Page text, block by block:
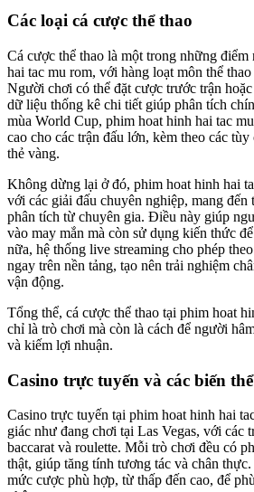
Các loại cá cược thể thao
Cá cược thể thao là một trong những điểm
hai tac mu rom, với hàng loạt môn thể
Người chơi có thể đặt cược trước trận
dữ liệu thống kê chi tiết giúp phân tích
mùa World Cup, phim hoat hinh hai tac
cao cho các trận đấu lớn, kèm theo các
thẻ vàng.
Không dừng lại ở đó, phim hoat hinh hai
với các giải đấu chuyên nghiệp, mang đến
phân tích từ chuyên gia. Điều này giúp
vào may mắn mà còn sử dụng kiến thức
nữa, hệ thống live streaming cho phép
ngay trên nền tảng, tạo nên trải nghiệm
vận động.
Tổng thể, cá cược thể thao tại phim hoat
chỉ là trò chơi mà còn là cách để người
và kiếm lợi nhuận.
Casino trực tuyến và các biến thể
Casino trực tuyến tại phim hoat hinh hai
giác như đang chơi tại Las Vegas, với các
baccarat và roulette. Mỗi trò chơi đều có
thật, giúp tăng tính tương tác và chân
mức cược phù hợp, từ thấp đến cao, để